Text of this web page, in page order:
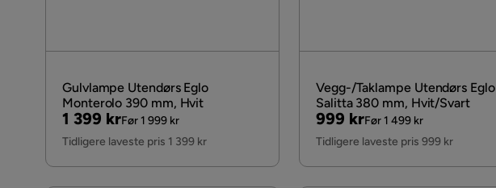
Gulvlampe Utendørs Eglo
Monterolo 390 mm, Hvit
Pris
1 399 kr
Original
Pris
Før 1 999 kr
Tidligere laveste pris 1 399 kr
Vegg-/Taklampe Utendørs Eglo
Salitta 380 mm, Hvit/Svart
Pris
999 kr
Original
Pris
Før 1 499 kr
Tidligere laveste pris 999 kr